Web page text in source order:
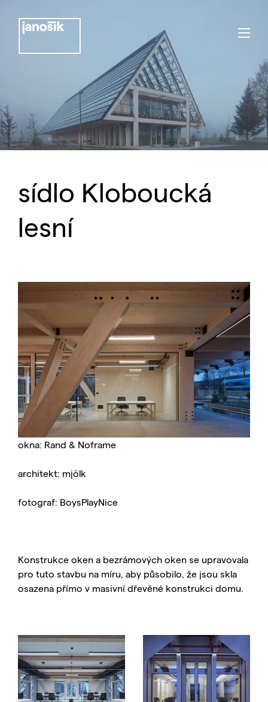
sídlo Kloboucká
lesní
okna: Rand & Noframe
architekt: mjölk
fotograf: BoysPlayNice
Konstrukce oken a bezrámových oken se upravovala
pro tuto stavbu na míru, aby působilo, že jsou skla
osazena přímo v masivní dřevěné konstrukci domu.